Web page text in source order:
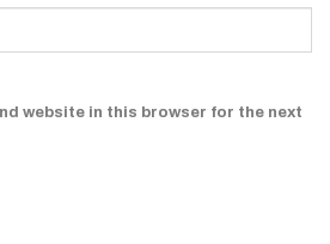
website in this browser for the next